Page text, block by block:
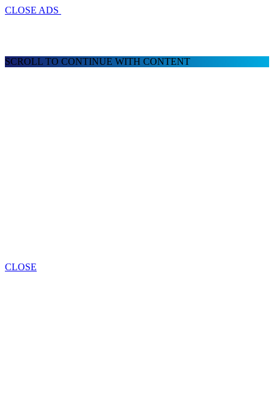
CLOSE ADS
SCROLL TO CONTINUE WITH CONTENT
CLOSE